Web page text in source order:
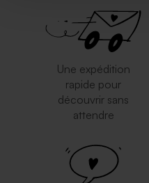
Une expédition
rapide pour
découvrir sans
attendre